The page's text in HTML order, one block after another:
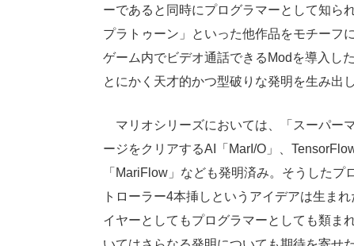
ーであると同時にプログラマーとして知ら
プラトゥーン」といった他作品をモチーフ
ゲーム内でビデオ通話できるModを導入し
とにかく天才的かつ型破りな発明を生み出
マリオシリーズにおいては、「スーパー
ージをクリアするAI「MarI/O」、
「MariFlow」なども発明済み。そうした
トローラー4本挿しというアイデアは生ま
イヤーとしてもプログラマーとしても類ま